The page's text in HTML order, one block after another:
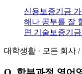
신용보증기금
해나 공부를 잘
면 기술보증기
대학생활 · 모든 회사 /